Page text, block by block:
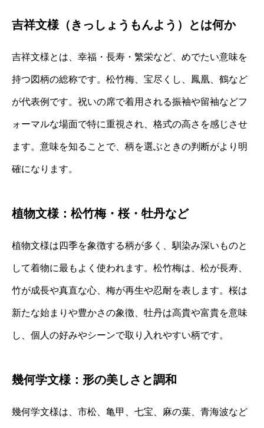
吉祥文様（きっしょうもんよう）とは何か
吉祥文様とは、幸福・長寿・繁栄など、めでたい意味を
持つ図柄の総称です。松竹梅、宝尽くし、鳳凰、鶴など
が代表例です。祝いの席で着用される振袖や留袖などフ
ォーマルな場面で特に重視され、格式の高さを感じさせ
ます。意味を知ることで、柄を選ぶときの判断がより明
確になります。
植物文様：松竹梅・桜・牡丹など
植物文様は四季を象徴する柄が多く、馴染み深いものと
して着物に最もよく使われます。松竹梅は、松が長寿、
竹が成長や真直な心、梅が再生や忍耐を表します。桜は
新たな始まりや豊かさの象徴、牡丹は高貴や富貴を意味
し、個人の好みやシーンで取り入れやすい柄です。
幾何学文様：形の美しさと調和
幾何学文様は、市松、亀甲、七宝、麻の葉、青海波など